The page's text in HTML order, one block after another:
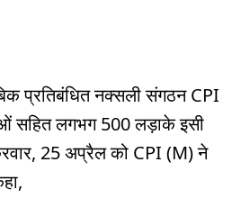
प्रतिबंधित नक्सली संगठन CPI
सहित लगभग 500 लड़ाके इसी
25 अप्रैल को CPI (M) ने